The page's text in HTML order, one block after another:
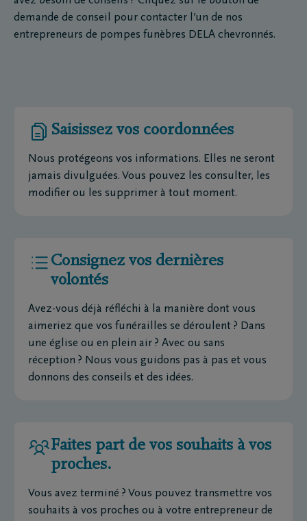
demande de conseil pour contacter l’un de nos
entrepreneurs de pompes funèbres DELA chevronnés.
Saisissez vos coordonnées
Nous protégeons vos informations. Elles ne seront
jamais divulguées. Vous pouvez les consulter, les
modifier ou les supprimer à tout moment.
Consignez vos dernières
volontés
Avez-vous déjà réfléchi à la manière dont vous
aimeriez que vos funérailles se déroulent ? Dans
une église ou en plein air ? Avec ou sans
réception ? Nous vous guidons pas à pas et vous
donnons des conseils et des idées.
Faites part de vos souhaits à vos
proches.
Vous avez terminé ? Vous pouvez transmettre vos
souhaits à vos proches ou à votre entrepreneur de